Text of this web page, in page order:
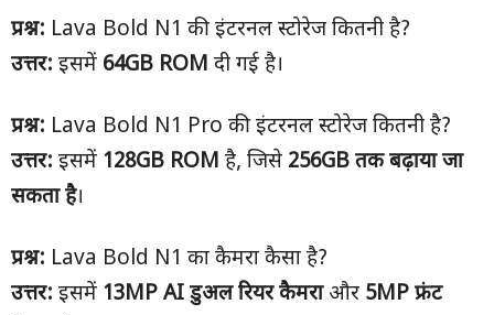
प्रश्न: Lava Bold N1 की इंटरनल स्टोरेज कितनी है?
उत्तर: इसमें 64GB ROM दी गई है।
प्रश्न: Lava Bold N1 Pro की इंटरनल स्टोरेज कितनी है?
उत्तर: इसमें 128GB ROM है, जिसे 256GB तक बढ़ाया जा
सकता है।
प्रश्न: Lava Bold N1 का कैमरा कैसा है?
उत्तर: इसमें 13MP AI डुअल रियर कैमराऔर 5MP फ्रंट